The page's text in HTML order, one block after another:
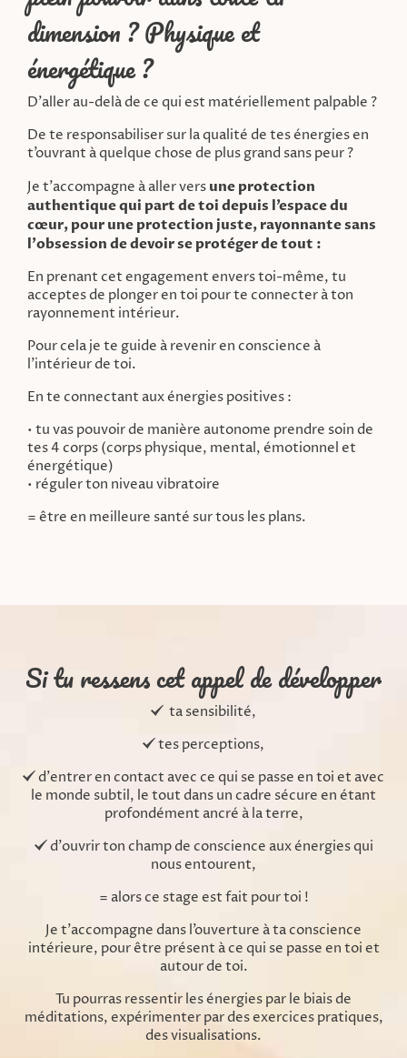
dimension ? Physique et
énergétique ?
D’aller au-delà de ce qui est matériellement palpable ?
De te responsabiliser sur la qualité de tes énergies en
t’ouvrant à quelque chose de plus grand sans peur ?
Je t'accompagne à aller vers une protection
authentique qui part de toi depuis l’espace du
cœur, pour une protection juste, rayonnante sans
l'obsession de devoir se protéger de tout :
En prenant cet engagement envers toi-même, tu
acceptes de plonger en toi pour te connecter à ton
rayonnement intérieur.
Pour cela je te guide à revenir en conscience à
l’intérieur de toi.
En te connectant aux énergies positives :
• tu vas pouvoir de manière autonome prendre soin de
tes 4 corps (corps physique, mental, émotionnel et
énergétique)
• réguler ton niveau vibratoire
= être en meilleure santé sur tous les plans.
Si tu ressens cet appel de développer
ta sensibilité,
tes perceptions,
d'entrer en contact avec ce qui se passe en toi et avec
le monde subtil, le tout dans un cadre sécure en étant
profondément ancré à la terre,
d'ouvrir ton champ de conscience aux énergies qui
nous entourent,
= alors ce stage est fait pour toi !
Je t'accompagne dans l’ouverture à ta conscience
intérieure, pour être présent à ce qui se passe en toi et
autour de toi.
Tu pourras ressentir les énergies par le biais de
méditations, expérimenter par des exercices pratiques,
des visualisations.